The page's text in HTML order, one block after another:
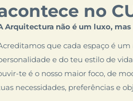
no
Arquitectura não é um luxo,
que cada espaço é um
e do teu estilo de
te é o nosso maior foco, de
necessidades, preferências e